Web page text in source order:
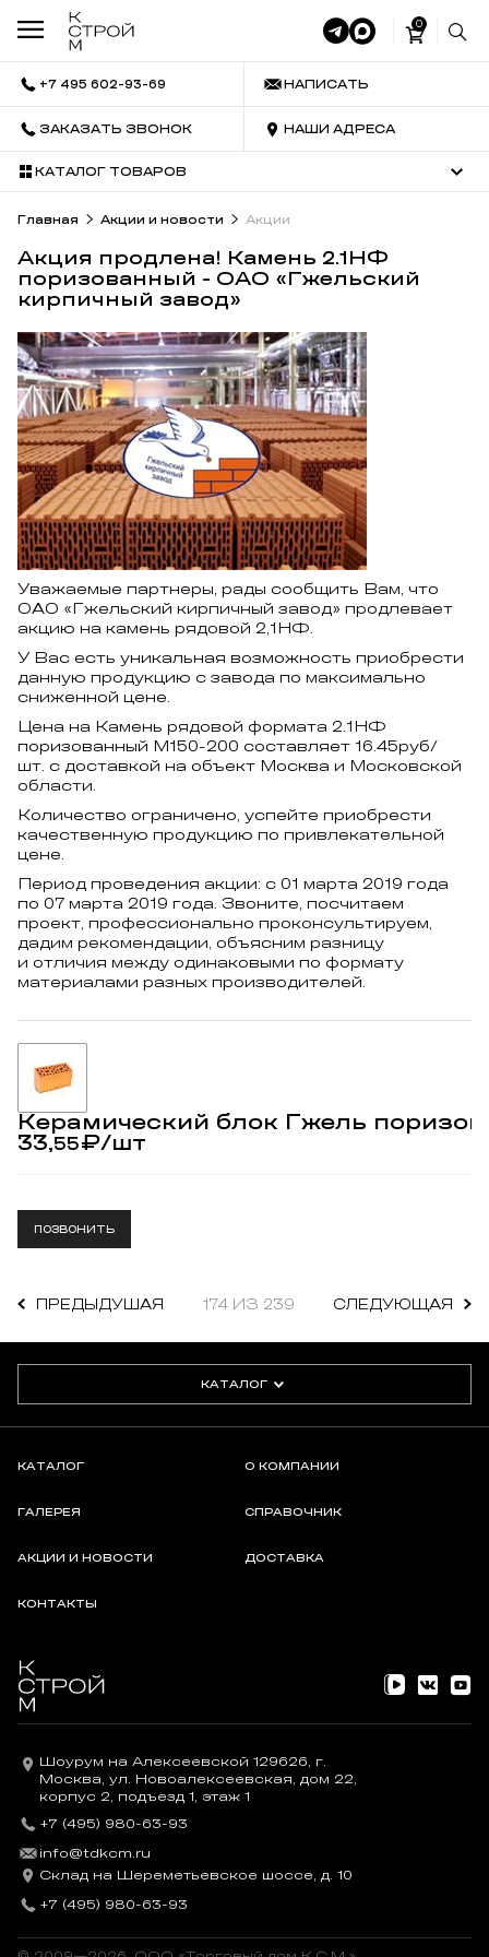
0
+7 495 602-93-69 НАПИСАТЬ
ЗАКАЗАТЬ ЗВОНОК НАШИ АДРЕСА
КАТАЛОГ ТОВАРОВ
Главная Акции и новости Акции
Акция продлена! Камень 2.1НФ
поризованный - ОАО «Гжельский
кирпичный завод»
Уважаемые партнеры, рады сообщить Вам, что
ОАО «Гжельский кирпичный завод» продлевает
акцию на камень рядовой 2,1НФ.
У Вас есть уникальная возможность приобрести
данную продукцию с завода по максимально
сниженной цене.
Цена на Камень рядовой формата 2.1НФ
поризованный М150-200 составляет 16.45руб/
шт. с доставкой на объект Москва и Московской
области.
Количество ограничено, успейте приобрести
качественную продукцию по привлекательной
цене.
Период проведения акции: с 01 марта 2019 года
по 07 марта 2019 года. Звоните, посчитаем
проект, профессионально проконсультируем,
дадим рекомендации, объясним разницу
и отличия между одинаковыми по формату
материалами разных производителей.
Керамический блок Гжель
33,55₽/шт
ПОЗВОНИТЬ
ПРЕДЫДУШАЯ 174 ИЗ 239 СЛЕДУЮЩАЯ
КАТАЛОГ
КАТАЛОГ О КОМПАНИИ
ГАЛЕРЕЯ СПРАВОЧНИК
АКЦИИ И НОВОСТИ ДОСТАВКА
КОНТАКТЫ
Шоурум на Алексеевской 129626, г.
Москва, ул. Новоалексеевская, дом 22,
корпус 2, подъезд 1, этаж 1
+7 (495) 980-63-93
info@tdkcm.ru
Склад на Шереметьевское шоссе, д. 10
+7 (495) 980-63-93